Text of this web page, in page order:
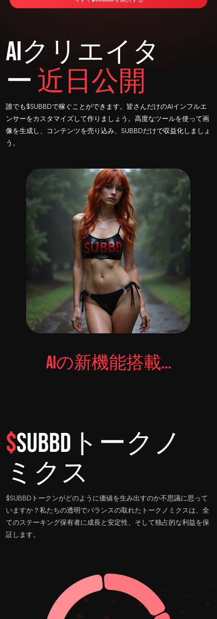
AIクリエイタ
ー 近日公開
誰でも$SUBBDで稼ぐことができます。皆さんだけのAIインフルエ
ンサーをカスタマイズして作りましょう。高度なツールを使って画
像を生成し、コンテンツを売り込み、SUBBDだけで収益化しましょ
う。
AIの新機能搭載...
$SUBBDトークノ
ミクス
$SUBBDトークンがどのように価値を生み出すのか不思議に思って
いますか？私たちの透明でバランスの取れたトークノミクスは、全
てのステーキング保有者に成長と安定性、そして独占的な利益を保
証します。